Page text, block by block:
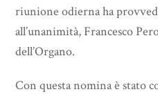
riunione odierna ha
all’unanimità, Francesco
dell’Organo.
Con questa nomina è stato